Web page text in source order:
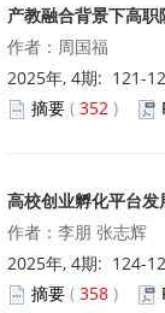
产教融合背景下高
作者：周国福
2025年, 4期: 121-
摘要 ( 352 )
高校创业孵化平台发
作者：李朋 张志辉
2025年, 4期: 124-
摘要 ( 358 )